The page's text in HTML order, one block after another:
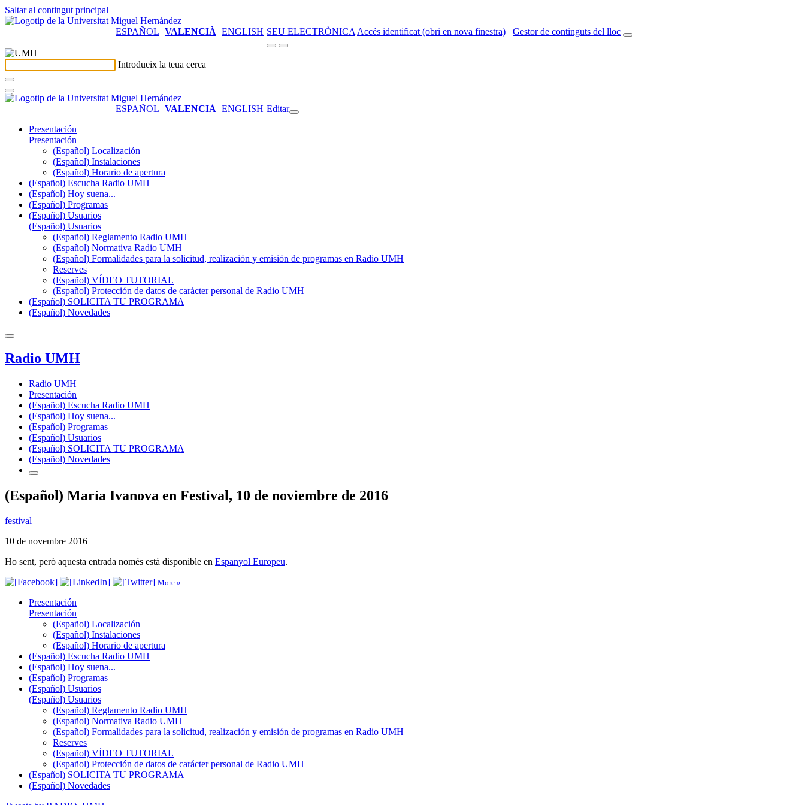
Saltar al contingut principal
ESPAÑOL VALENCIÀ ENGLISH SEU ELECTRÒNICA Accés identificat (obri en nova finestra) Gestor de continguts del lloc
Introdueix la teua cerca
ESPAÑOL VALENCIÀ ENGLISH Editar
Presentación
Presentación
(Español) Localización
(Español) Instalaciones
(Español) Horario de apertura
(Español) Escucha Radio UMH
(Español) Hoy suena...
(Español) Programas
(Español) Usuarios
(Español) Usuarios
(Español) Reglamento Radio UMH
(Español) Normativa Radio UMH
(Español) Formalidades para la solicitud, realización y emisión de programas en Radio UMH
Reserves
(Español) VÍDEO TUTORIAL
(Español) Protección de datos de carácter personal de Radio UMH
(Español) SOLICITA TU PROGRAMA
(Español) Novedades
Radio UMH
Radio UMH
Presentación
(Español) Escucha Radio UMH
(Español) Hoy suena...
(Español) Programas
(Español) Usuarios
(Español) SOLICITA TU PROGRAMA
(Español) Novedades
(Español) María Ivanova en Festival, 10 de noviembre de 2016
festival
10 de novembre 2016
Ho sent, però aquesta entrada només està disponible en Espanyol Europeu.
More »
Presentación
Presentación
(Español) Localización
(Español) Instalaciones
(Español) Horario de apertura
(Español) Escucha Radio UMH
(Español) Hoy suena...
(Español) Programas
(Español) Usuarios
(Español) Usuarios
(Español) Reglamento Radio UMH
(Español) Normativa Radio UMH
(Español) Formalidades para la solicitud, realización y emisión de programas en Radio UMH
Reserves
(Español) VÍDEO TUTORIAL
(Español) Protección de datos de carácter personal de Radio UMH
(Español) SOLICITA TU PROGRAMA
(Español) Novedades